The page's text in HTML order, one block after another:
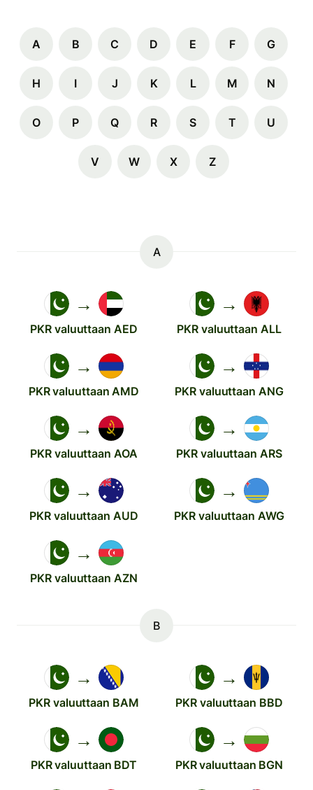
A B C D E F G
H I J K L M N
O P Q R S T U
V W X Z
A
→
PKR valuuttaan AED
→
PKR valuuttaan ALL
→
PKR valuuttaan AMD
→
PKR valuuttaan ANG
→
PKR valuuttaan AOA
→
PKR valuuttaan ARS
→
PKR valuuttaan AUD
→
PKR valuuttaan AWG
→
PKR valuuttaan AZN
B
→
PKR valuuttaan BAM
→
PKR valuuttaan BBD
→
PKR valuuttaan BDT
→
PKR valuuttaan BGN